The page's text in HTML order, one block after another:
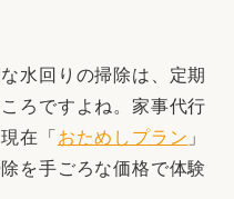
水回りの掃除は、定期
ろですよね。家事代行
在「 おためしプラン 」
を手ごろな価格で体験